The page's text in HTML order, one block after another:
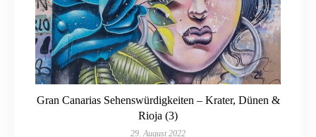
Gran Canarias Sehenswürdigkeiten – Krater, Dünen &
Rioja (3)
29. August 2022